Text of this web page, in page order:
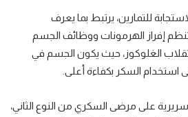
للتمارين، يرتبط بما يعرف
تنظم إفراز الهرمونات ووظائف الجسم
الغلوكوز، حيث يكون الجسم في
استخدام السكر بكفاءة أعلى.
على مرضى السكري من النوع الثاني،